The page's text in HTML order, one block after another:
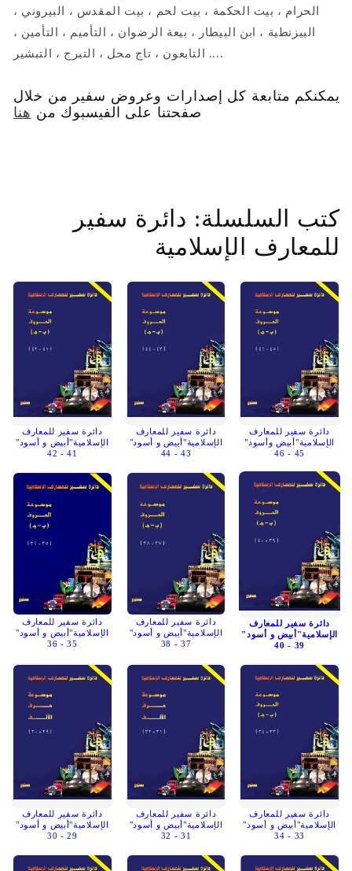
الحرام ، بيت الحكمة ، بيت لحم ، بيت المقدس ، البيروني ،
البيزنطية ، ابن البيطار ، بيعة الرضوان ، التأميم ، التأمين ،
التابعون ، تاج محل ، التبرج ، التبشير ....
يمكنكم متابعة كل إصدارات وعروض سفير من خلال
صفحتنا على الفيسبوك من هنا
كتب السلسلة: دائرة سفير
للمعارف الإسلامية
دائرة سفير للمعارف
الإسلامية"أبيض وأسود"
45 - 46
دائرة سفير للمعارف
الإسلامية"أبيض و أسود"
43 - 44
دائرة سفير للمعارف
الإسلامية"أبيض و أسود"
41 - 42
دائرة سفير للمعارف
الإسلامية"أبيض و أسود"
39 - 40
دائرة سفير للمعارف
الإسلامية"أبيض و أسود"
37 - 38
دائرة سفير للمعارف
الإسلامية"أبيض و أسود"
35 - 36
دائرة سفير للمعارف
الإسلامية"أبيض و أسود"
33 - 34
دائرة سفير للمعارف
الإسلامية"أبيض و أسود"
31 - 32
دائرة سفير للمعارف
الإسلامية"أبيض و أسود"
29 - 30